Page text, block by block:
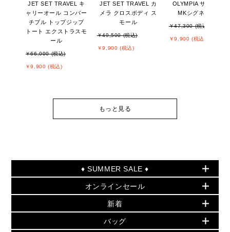
JET SET TRAVEL キ
ャリーオール コンバー
チブル トップジップ
トート エクストラスモ
ール
￥66,000 (税込)
￥9,900 (税込)
JET SET TRAVEL カ
メラ クロスボディ ス
モール
￥49,500 (税込)
￥9,900 (税込)
OLYMPIA サンダル -
MKシグネチャー
￥47,300 (税込)
￥9,900 (税込)
もっと見る
♦ SUMMER SALE ♦
セールおすすめアイテム
▶ ウィメンズ
バッグ
オンラインセール
PRODUCT OF THE MONTH - 今月の特別価格
再値下げアイテム
新着
夏のスタイル
バッグ